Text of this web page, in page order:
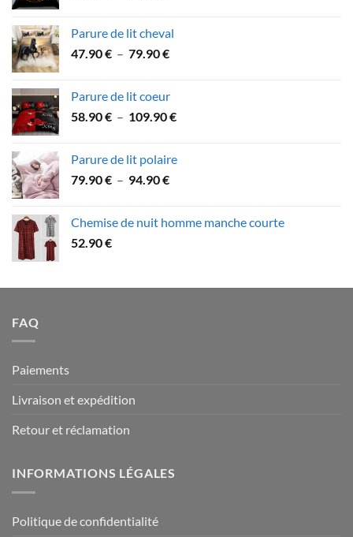
49.90 €
à
Parure de lit cheval
47.90€ – 79.90€Plage
à
Parure de lit coeur
58.90€ – 109.90€Plage
58.90 €
Parure de lit polaire
79.90€ – 94.90€Plage
79.90 €
Chemise de nuit homme manche courte
52.90€
FAQ
Paiements
Livraison et expédition
Retour et réclamation
INFORMATIONS LÉGALES
Politique de confidentialité